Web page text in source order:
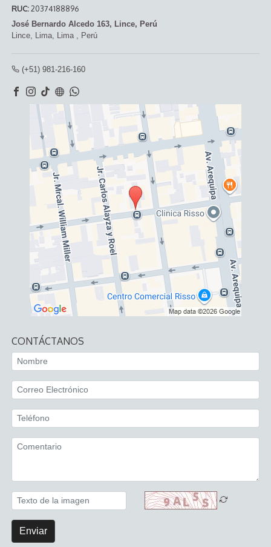
RUC:20374188896
José Bernardo Alcedo 163, Lince, Perú
Lince,
Lima, Lima Perú
(+51) 981-216-160
CONTÁCTANOS
Enviar